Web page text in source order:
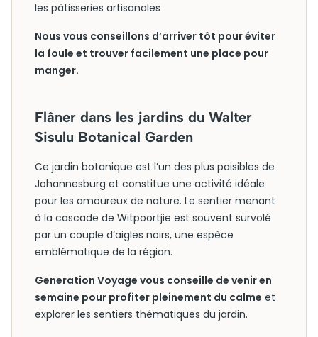
les pâtisseries artisanales
Nous vous conseillons d’arriver tôt pour éviter
la foule et trouver facilement une place pour
manger.
Flâner dans les jardins du Walter
Sisulu Botanical Garden
Ce jardin botanique est l’un des plus paisibles de
Johannesburg et constitue une activité idéale
pour les amoureux de nature. Le sentier menant
à la cascade de Witpoortjie est souvent survolé
par un couple d’aigles noirs, une espèce
emblématique de la région.
Generation Voyage vous conseille de venir en
semaine pour profiter pleinement du calme et
explorer les sentiers thématiques du jardin.